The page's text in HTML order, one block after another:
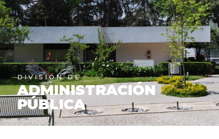
DIVISIÓN DE
ADMINISTRACIÓN
PÚBLICA